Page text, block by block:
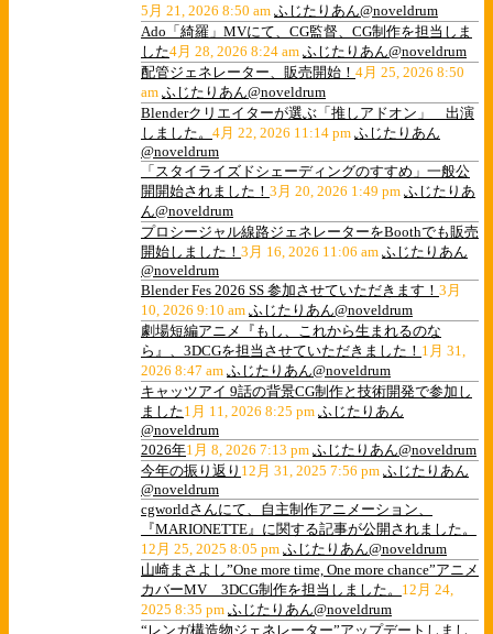
5月 21, 2026 8:50 am ふじたりあん@noveldrum
Ado「綺羅」MVにて、CG監督、CG制作を担当しま
した4月 28, 2026 8:24 am ふじたりあん@noveldrum
配管ジェネレーター、販売開始！ 4月 25, 2026 8:50
am ふじたりあん@noveldrum
Blenderクリエイターが選ぶ「推しアドオン」 出演
しました。 4月 22, 2026 11:14 pm ふじたりあん
@noveldrum
「スタイライズドシェーディングのすすめ」一般公
開開始されました！ 3月 20, 2026 1:49 pm ふじたりあ
ん@noveldrum
プロシージャル線路ジェネレーターをBoothでも販売
開始しました！ 3月 16, 2026 11:06 am ふじたりあん
@noveldrum
Blender Fes 2026 SS 参加させていただきます！ 3月
10, 2026 9:10 am ふじたりあん@noveldrum
劇場短編アニメ『もし、これから生まれるのな
ら』、3DCGを担当させていただきました！ 1月 31,
2026 8:47 am ふじたりあん@noveldrum
キャッツアイ 9話の背景CG制作と技術開発で参加し
ました1月 11, 2026 8:25 pm ふじたりあん
@noveldrum
2026年1月 8, 2026 7:13 pm ふじたりあん@noveldrum
今年の振り返り 12月 31, 2025 7:56 pm ふじたりあん
@noveldrum
cgworldさんにて、自主制作アニメーション、
『MARIONETTE』に関する記事が公開されました。
12月 25, 2025 8:05 pm ふじたりあん@noveldrum
山崎まさよし”One more time, One more chance”アニメ
カバーMV 3DCG制作を担当しました。 12月 24,
2025 8:35 pm ふじたりあん@noveldrum
“レンガ構造物ジェネレーター”アップデートしまし